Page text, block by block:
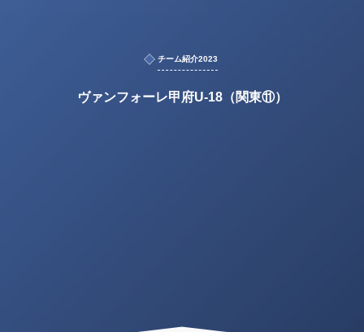
チーム紹介2023
ヴァンフォーレ甲府U-18（関東⑪）